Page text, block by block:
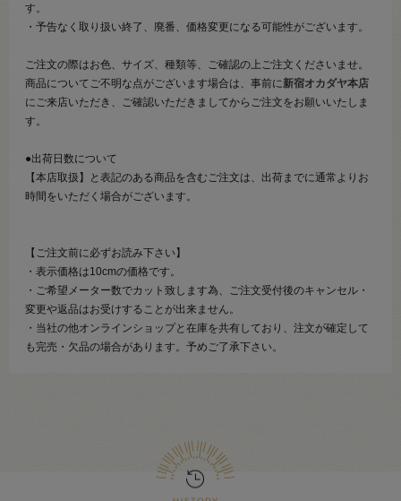
す。
・予告なく取り扱い終了、廃番、価格変更になる可能性がございます。
ご注文の際はお色、サイズ、種類等、ご確認の上ご注文くださいませ。
商品についてご不明な点がございます場合は、事前に新宿オカダヤ本店
にご来店いただき、ご確認いただきましてからご注文をお願いいたしま
す。
●出荷日数について
【本店取扱】と表記のある商品を含むご注文は、出荷までに通常よりお
時間をいただく場合がございます。
【ご注文前に必ずお読み下さい】
・表示価格は10cmの価格です。
・ご希望メーター数でカット致します為、ご注文受付後のキャンセル・
変更や返品はお受けすることが出来ません。
・当社の他オンラインショップと在庫を共有しており、注文が確定して
も完売・欠品の場合があります。予めご了承下さい。